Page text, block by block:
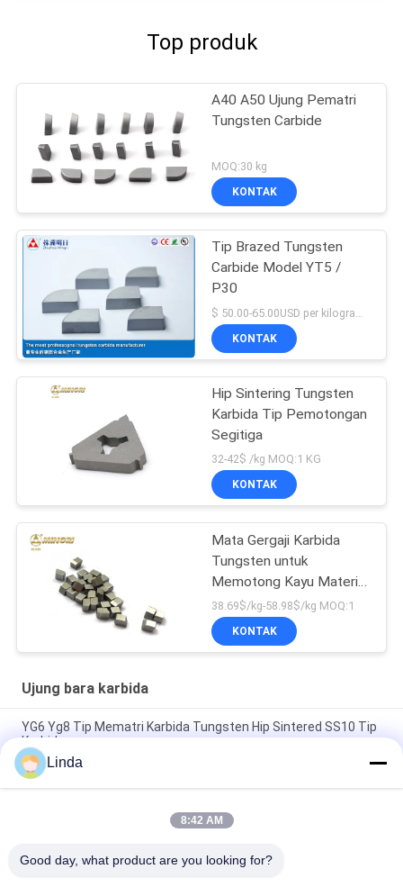
Top produk
A40 A50 Ujung Pematri
Tungsten Carbide
MOQ:30 kg
KONTAK
Tip Brazed Tungsten
Carbide Model YT5 /
P30
KONTAK
Hip Sintering Tungsten
Karbida Tip Pemotongan
Segitiga
32-42$ /kg MOQ:1 KG
KONTAK
Mata Gergaji Karbida
Tungsten untuk
Memotong Kayu Material
Keras
38.69$/kg-58.98$/kg MOQ:1
KONTAK
Ujung bara karbida
YG6 Yg8 Tip Mematri Karbida Tungsten Hip Sintered SS10 Tip
Karbida
Pakai Tahan Tungsten Cemented Carbide Brazing Tips SS10
Untuk Pemotongan Batu Kapur
Kenya Market SS10 Tungsten Cemented Carbide Brazed Tip
Linda
8:42 AM
Good day, what product are you looking for?